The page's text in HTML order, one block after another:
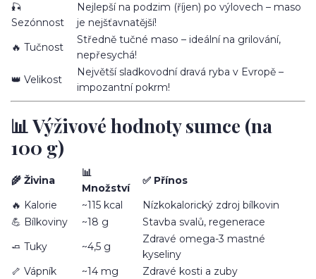
🎣
Sezónnost
Nejlepší na podzim (říjen) po výlovech – maso
je nejšťavnatější!
🔥 Tučnost
Středně tučné maso – ideální na grilování,
nepřesychá!
👑 Velikost
Největší sladkovodní dravá ryba v Evropě –
impozantní pokrm!
📊 Výživové hodnoty sumce (na
100 g)
🌾 Živina
📊
Množství
✅ Přínos
🔥 Kalorie
~115 kcal
Nízkokalorický zdroj bílkovin
💪 Bílkoviny
~18 g
Stavba svalů, regenerace
🧈 Tuky
~4,5 g
Zdravé omega-3 mastné
kyseliny
🦴 Vápník
~14 mg
Zdravé kosti a zuby